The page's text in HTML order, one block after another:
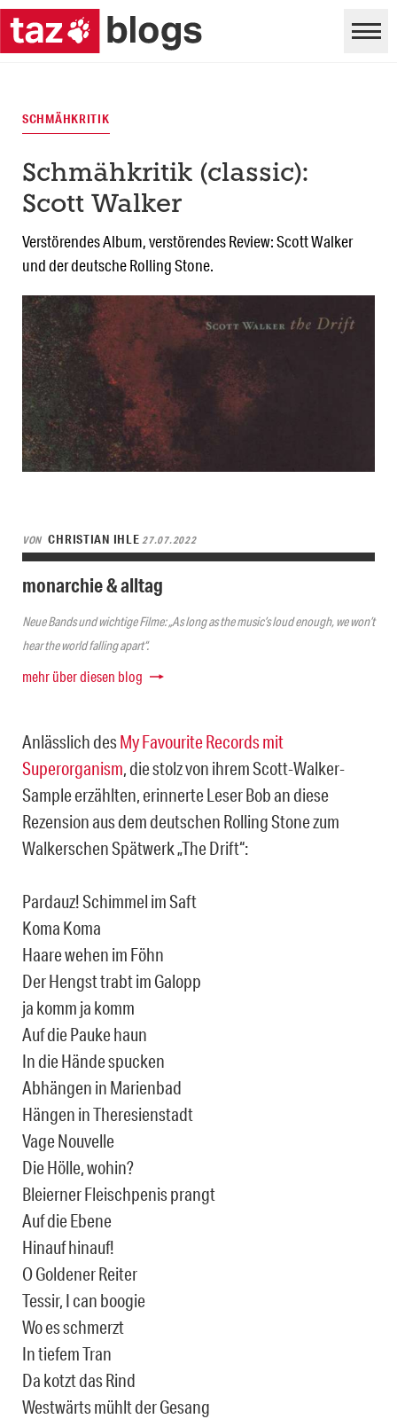
SCHMÄHKRITIK
Schmähkritik (classic):
Scott Walker
Verstörendes Album, verstörendes Review: Scott Walker
und der deutsche Rolling Stone.
VON CHRISTIAN IHLE27.07.2022
monarchie & alltag
Neue Bands und wichtige Filme: „As long as the music’s loud enough, we won’t
hear the world falling apart“.
mehr über diesen blog
Anlässlich desMy Favourite Records mit
Superorganism, die stolz von ihrem Scott-Walker-
Sample erzählten, erinnerte Leser Bob an diese
Rezension aus dem deutschen Rolling Stone zum
Walkerschen Spätwerk „The Drift“:
Pardauz! Schimmel im Saft
Koma Koma
Haare wehen im Föhn
Der Hengst trabt im Galopp
ja komm ja komm
Auf die Pauke haun
In die Hände spucken
Abhängen in Marienbad
Hängen in Theresienstadt
Vage Nouvelle
Die Hölle, wohin?
Bleierner Fleischpenis prangt
Auf die Ebene
Hinauf hinauf!
O Goldener Reiter
Tessir, I can boogie
Wo es schmerzt
In tiefem Tran
Da kotzt das Rind
Westwärts mühlt der Gesang